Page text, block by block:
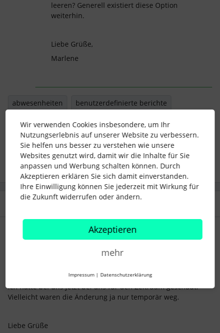
leeren? Generell existiert diese Option
weiterhin.
Liebe Grüße,
Marlene
abwesenheiten benutzerdefinierte berichte
übertrag berichte Bericht Abwesenheit
1 Personen gefällt dies
Filteroptionen wieder.
Ich hatte bei uns jetzt bei uns für den Zeitraum geschaut.
Vielleicht waren die Änderung ja nur temporär weg.
Liebe Grüße
Wir verwenden Cookies insbesondere, um Ihr
Nutzungserlebnis auf unserer Website zu verbessern.
Sie helfen uns besser zu verstehen wie unsere
Websites genutzt wird, damit wir die Inhalte für Sie
anpassen und Werbung schalten können. Durch
Akzeptieren erklären Sie sich damit einverstanden.
Ihre Einwilligung können Sie jederzeit mit Wirkung für
die Zukunft widerrufen oder ändern.
Akzeptieren
mehr
Impressum | Datenschutzerklärung